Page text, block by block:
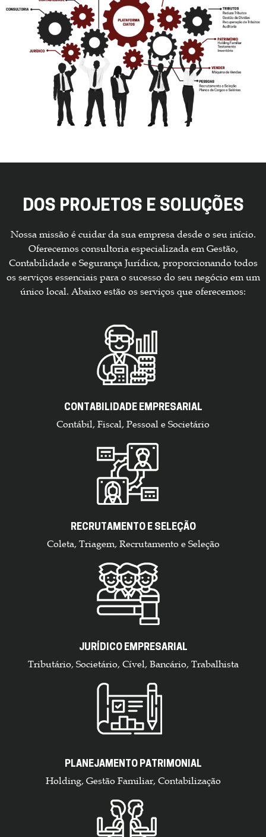
DOS PROJETOS E SOLUÇÕES
Nossa missão é cuidar da sua empresa desde o seu início.
Oferecemos consultoria especializada em Gestão,
Contabilidade e Segurança Jurídica, proporcionando todos
os serviços essenciais para o sucesso do seu negócio em um
único local. Abaixo estão os serviços que oferecemos:
CONTABILIDADE EMPRESARIAL
Contábil, Fiscal, Pessoal e Societário
RECRUTAMENTO E SELEÇÃO
Coleta, Triagem, Recrutamento e Seleção
JURÍDICO EMPRESARIAL
Tributário, Societário, Cível, Bancário, Trabalhista
PLANEJAMENTO PATRIMONIAL
Holding, Gestão Familiar, Contabilização